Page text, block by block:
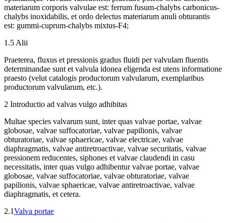
materiarum corporis valvulae est: ferrum fusum-chalybs carbonicus-
chalybs inoxidabilis, et ordo delectus materiarum anuli obturantis
est: gummi-cuprum-chalybs mixtus-F4;
1.5 Alii
Praeterea, fluxus et pressionis gradus fluidi per valvulam fluentis
determinandae sunt et valvula idonea eligenda est utens informatione
praesto (velut catalogis productorum valvularum, exemplaribus
productorum valvularum, etc.).
2 Introductio ad valvas vulgo adhibitas
Multae species valvarum sunt, inter quas valvae portae, valvae
globosae, valvae suffocatoriae, valvae papilionis, valvae
obturatoriae, valvae sphaericae, valvae electricae, valvae
diaphragmatis, valvae antiretroactivae, valvae securitatis, valvae
pressionem reducentes, siphones et valvae claudendi in casu
necessitatis, inter quas vulgo adhibentur valvae portae, valvae
globosae, valvae suffocatoriae, valvae obturatoriae, valvae
papilionis, valvae sphaericae, valvae antiretroactivae, valvae
diaphragmatis, et cetera.
2.1Valva portae